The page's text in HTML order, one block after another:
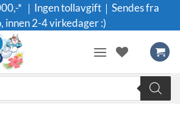
* ｜Ingen tollavgift｜Sendes fra
innen 2-4 virkedager :)